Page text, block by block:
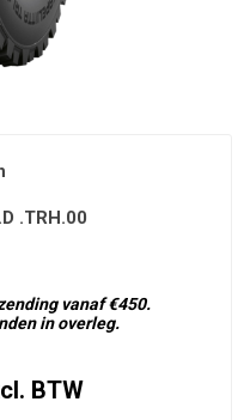
.TRH.00
vanaf €450.
in overleg.
BTW